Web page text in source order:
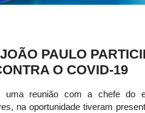
PAULO
O COVID-19
uma reunião com a chefe do
na oportunidade tiveram